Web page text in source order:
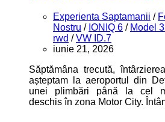
Experienta Saptamanii /
Nostru / IONIQ 6 / Model
rwd /VW ID.7
iunie 21, 2026
Săptămâna trecută,
așteptam la aeroportul din
unei plimbări până la cel
deschis în zona Motor City.